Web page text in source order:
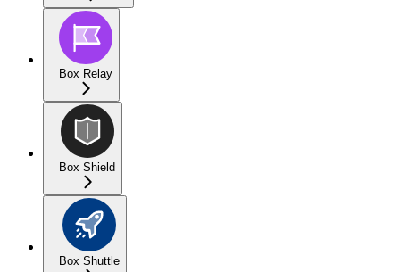
Box Relay
Box Shield
Box Shuttle